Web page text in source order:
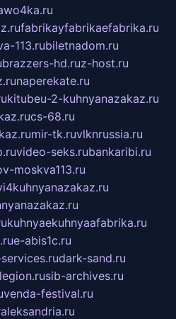
fabrikayfabrikaefabrika.ru
113.rubiletnadom.ru
brazzers-hd.ruz-host.ru
naperekate.ru
kitubeu-2-kuhnyanazakaz.ru
cs-68.ru
mir-tk.ruvlknrussia.ru
video-seks.rubankaribi.ru
moskva113.ru
kuhnyaekuhnyaafabrika.ru
e-abis1c.ru
dark-sand.ru
sib-archives.ru
venda-festival.ru